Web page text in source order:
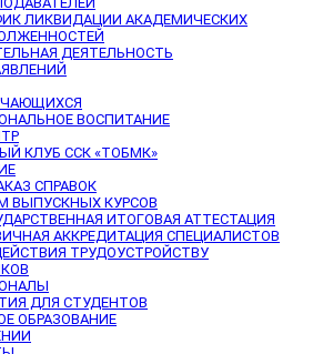
ЛИКВИДАЦИИ АКАДЕМИЧЕСКИХ
ДЕЯТЕЛЬНОСТЬ
ВОСПИТАНИЕ
КЛУБ ССК «ТОБМК»
СПРАВОК
ВЫПУСКНЫХ КУРСОВ
ИТОГОВАЯ АТТЕСТАЦИЯ
АККРЕДИТАЦИЯ СПЕЦИАЛИСТОВ
ТРУДОУСТРОЙСТВУ
ДЛЯ СТУДЕНТОВ
ОБРАЗОВАНИЕ